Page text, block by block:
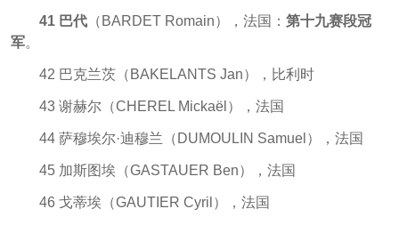
41 巴代（BARDET Romain），法国： 第十九赛段冠
军。
42 巴克兰茨（BAKELANTS Jan），比利时
43 谢赫尔（CHEREL Mickaël），法国
44 萨穆埃尔·迪穆兰（DUMOULIN Samuel），法国
45 加斯图埃（GASTAUER Ben），法国
46 戈蒂埃（GAUTIER Cyril），法国